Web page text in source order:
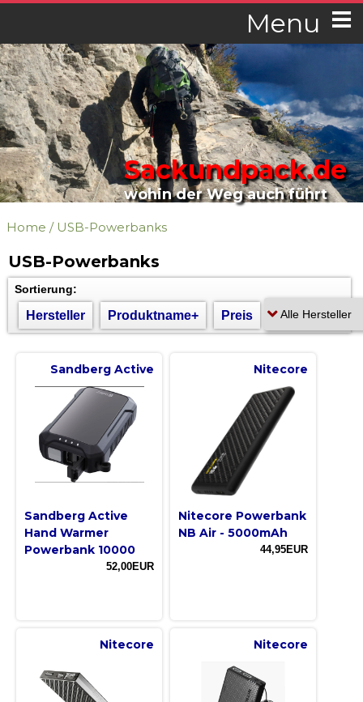
Menu
Sackundpack.de
wohin der Weg auch führt
Home / USB-Powerbanks
USB-Powerbanks
Sortierung:
Hersteller Produktname+ Preis
Sandberg Active
Sandberg Active
Hand Warmer
Powerbank 10000
52,00EUR
Nitecore
Nitecore Powerbank
NB Air - 5000mAh
44,95EUR
Nitecore Nitecore